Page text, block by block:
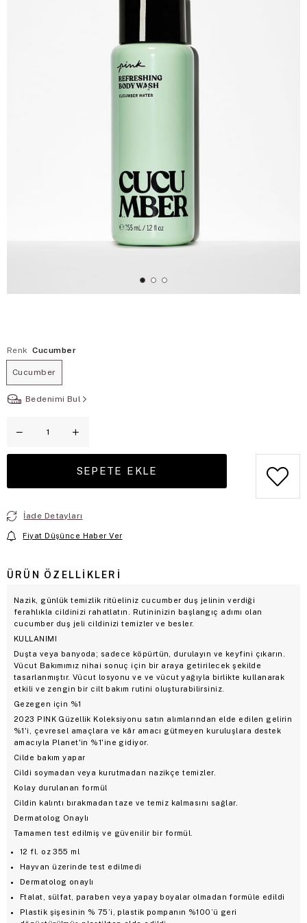
Renk Cucumber
Cucumber
Bedenimi Bul
İade Detayları
Fiyat Düşünce Haber Ver
ÜRÜN ÖZELLIKLERI
Nazik, günlük temizlik ritüeliniz cucumber duş jelinin verdiği
ferahlıkla cildinizi rahatlatın. Rutininizin başlangıç adımı olan
cucumber duş jeli cildinizi temizler ve besler.
KULLANIMI
Duşta veya banyoda; sadece köpürtün, durulayın ve keyfini çıkarın.
Vücut Bakımımız nihai sonuç için bir araya getirilecek şekilde
tasarlanmıştır. Vücut losyonu ve ve vücut yağıyla birlikte kullanarak
etkili ve zengin bir cilt bakım rutini oluşturabilirsiniz.
Gezegen için %1
2023 PINK Güzellik Koleksiyonu satın alımlarından elde edilen gelirin
%1'i, çevresel amaçlara ve kâr amacı gütmeyen kuruluşlara destek
amacıyla Planet'in %1'ine gidiyor.
Cilde bakım yapar
Cildi soymadan veya kurutmadan nazikçe temizler.
Kolay durulanan formül
Cildin kalıntı bırakmadan taze ve temiz kalmasını sağlar.
Dermatolog Onaylı
Tamamen test edilmiş ve güvenilir bir formül.
12 fl. oz 355 ml
Hayvan üzerinde test edilmedi
Dermatolog onaylı
Ftalat, sülfat, paraben veya yapay boyalar olmadan formüle edildi
Plastik şişesinin % 75’i, plastik pompanın %100’ü geri